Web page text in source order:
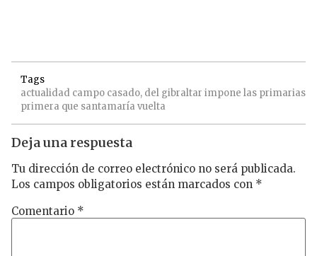
Tags
actualidad campo casado, del gibraltar impone las primarias
primera que santamaría vuelta
Deja una respuesta
Tu dirección de correo electrónico no será publicada.
Los campos obligatorios están marcados con *
Comentario *